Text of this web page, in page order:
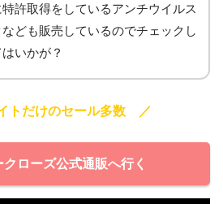
特許取得をしているアンチウイルス
なども販売しているのでチェックし
いかが？
トだけのセール多数 ／
クローズ公式通販へ行く